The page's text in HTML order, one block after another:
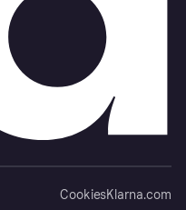
CookiesKlarna.com